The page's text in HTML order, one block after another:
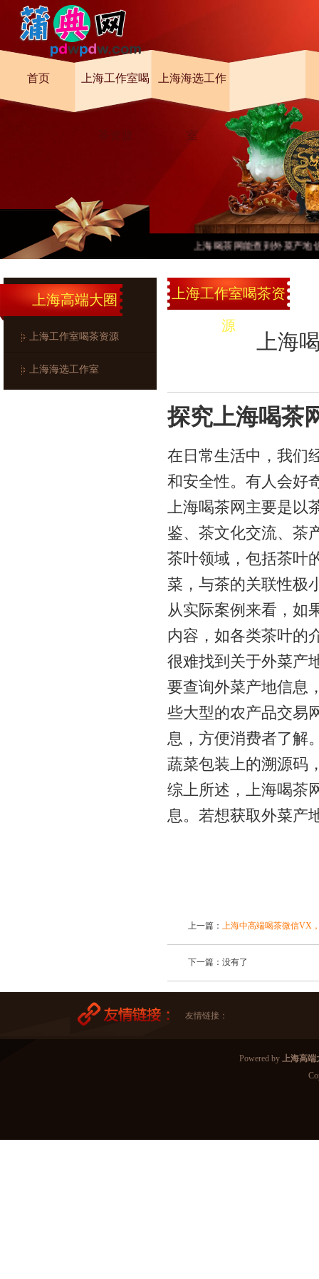
首页 上海工作室喝
茶资源
上海海选工作
室
上海喝茶网能查到外菜产地信
上海高端大圈
上海工作室喝茶资源
上海海选工作室
上海工作室喝茶资
源
上海
探究上海喝茶
在日常生活中，我们
和安全性。有人会好
上海喝茶网主要是
鉴、茶文化交流、茶
茶叶领域，包括茶叶
菜，与茶的关联性极
从实际案例来看，如
内容，如各类茶叶的
很难找到关于外菜产
要查询外菜产地信息
些大型的农产品交易
息，方便消费者了解
蔬菜包装上的溯源码
综上所述，上海喝茶
息。若想获取外菜产
上一篇： 上海中高端喝茶微信VX
下一篇：没有了
友情链接：
Powered by
上海高